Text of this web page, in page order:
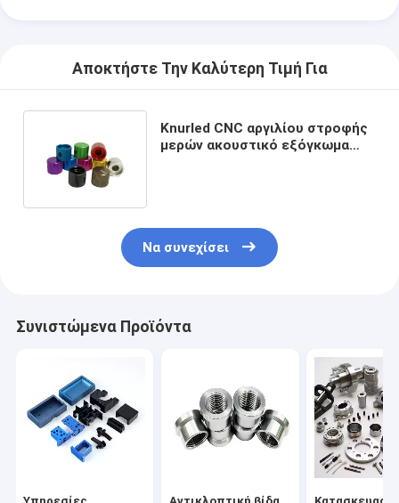
Αποκτήστε Την Καλύτερη Τιμή Για
Knurled CNC αργιλίου στροφής
μερών ακουστικό εξόγκωμα
Να συνεχίσει
Συνιστώμενα Προϊόντα